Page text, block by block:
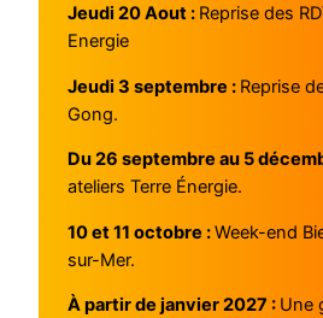
Jeudi 20 Aout : Reprise des
Energie
Jeudi 3 septembre : Reprise
Gong.
Du 26 septembre au 5
ateliers Terre Énergie.
10 et 11 octobre :Week-end
sur-Mer.
À partir de janvier 2027 : Une